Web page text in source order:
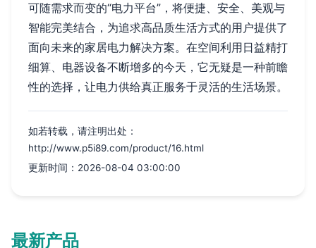
可随需求而变的“电力平台”，将便捷、安全、美观与
智能完美结合，为追求高品质生活方式的用户提供了
面向未来的家居电力解决方案。在空间利用日益精打
细算、电器设备不断增多的今天，它无疑是一种前瞻
性的选择，让电力供给真正服务于灵活的生活场景。
如若转载，请注明出处：
http://www.p5i89.com/product/16.html
更新时间：2026-08-04 03:00:00
最新产品